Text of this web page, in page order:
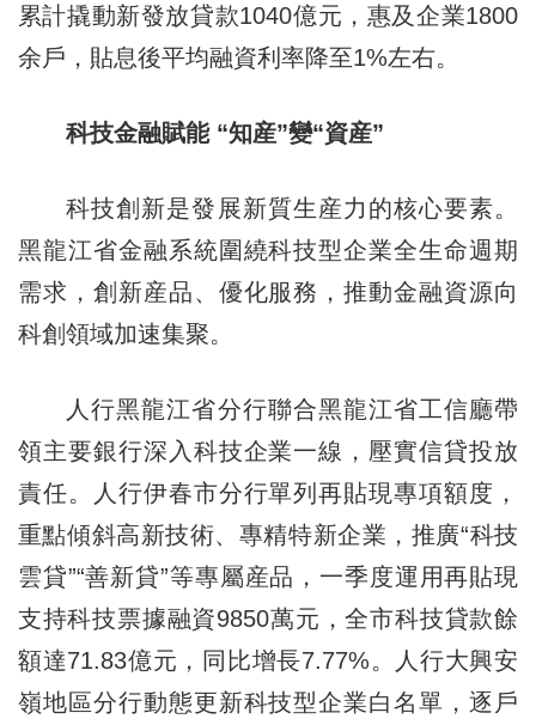
累計撬動新發放貸款1040億元，惠及企業1800
余戶，貼息後平均融資利率降至1%左右。
科技金融賦能 “知産”變“資産”
科技創新是發展新質生産力的核心要素。
黑龍江省金融系統圍繞科技型企業全生命週期
需求，創新産品、優化服務，推動金融資源向
科創領域加速集聚。
人行黑龍江省分行聯合黑龍江省工信廳帶
領主要銀行深入科技企業一線，壓實信貸投放
責任。人行伊春市分行單列再貼現專項額度，
重點傾斜高新技術、專精特新企業，推廣“科技
雲貸”“善新貸”等專屬産品，一季度運用再貼現
支持科技票據融資9850萬元，全市科技貸款餘
額達71.83億元，同比增長7.77%。人行大興安
嶺地區分行動態更新科技型企業白名單，逐戶